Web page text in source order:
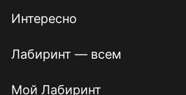
Интересно
Лабиринт — всем
Мой Лабиринт